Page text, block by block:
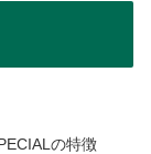
の特徴